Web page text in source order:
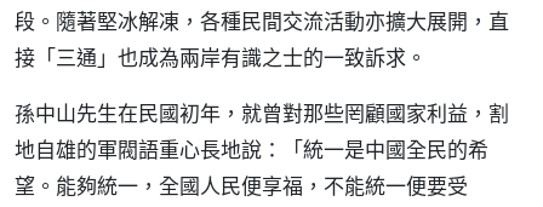
段。隨著堅冰解凍，各種民間交流活動亦擴大展開，直
接「三通」也成為兩岸有識之士的一致訴求。
孫中山先生在民國初年，就曾對那些罔顧國家利益，割
地自雄的軍閥語重心長地說：「統一是中國全民的希
望。能夠統一，全國人民便享福，不能統一便要受